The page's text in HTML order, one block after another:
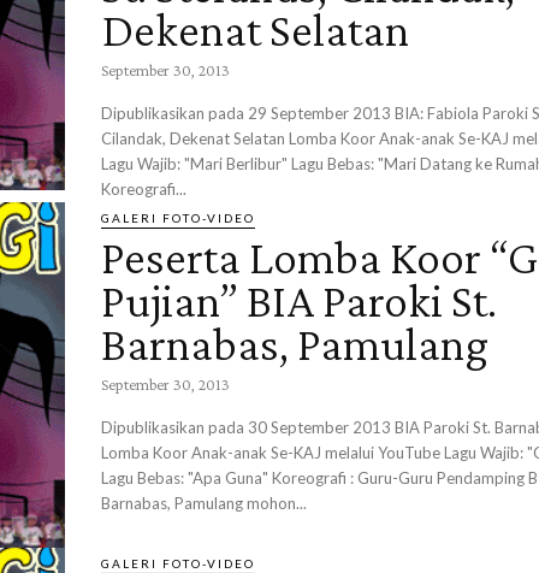
Dekenat Selatan
September 30, 2013
Dipublikasikan pada 29 September 2013 BIA: Fabiola Paroki
Cilandak, Dekenat Selatan Lomba Koor Anak-anak Se-KAJ
Lagu Wajib: "Mari Berlibur" Lagu Bebas: "Mari Datang ke
Koreografi...
GALERI FOTO-VIDEO
Peserta Lomba Koor
Pujian” BIA Paroki St.
Barnabas, Pamulang
September 30, 2013
Dipublikasikan pada 30 September 2013 BIA Paroki St.
Lomba Koor Anak-anak Se-KAJ melalui YouTube Lagu Wajib:
Lagu Bebas: "Apa Guna" Koreografi : Guru-Guru Pendamping
Barnabas, Pamulang mohon...
GALERI FOTO-VIDEO